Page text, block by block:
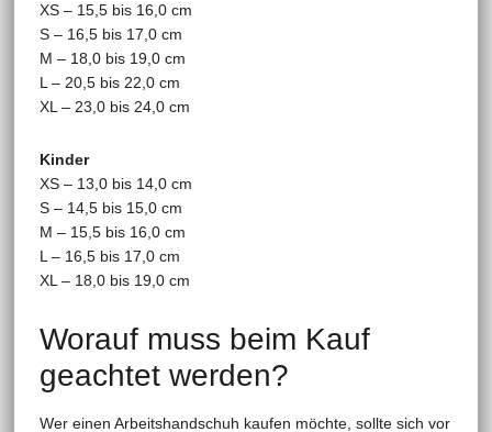
XS – 15,5 bis 16,0 cm
S – 16,5 bis 17,0 cm
M – 18,0 bis 19,0 cm
L – 20,5 bis 22,0 cm
XL – 23,0 bis 24,0 cm
Kinder
XS – 13,0 bis 14,0 cm
S – 14,5 bis 15,0 cm
M – 15,5 bis 16,0 cm
L – 16,5 bis 17,0 cm
XL – 18,0 bis 19,0 cm
Worauf muss beim Kauf
geachtet werden?
Wer einen Arbeitshandschuh kaufen möchte, sollte sich vor